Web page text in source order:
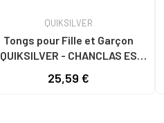
QUIKSILVER
Tongs pour Fille et Garçon
QUIKSILVER - CHANCLAS ES
AZUL
25,59 €